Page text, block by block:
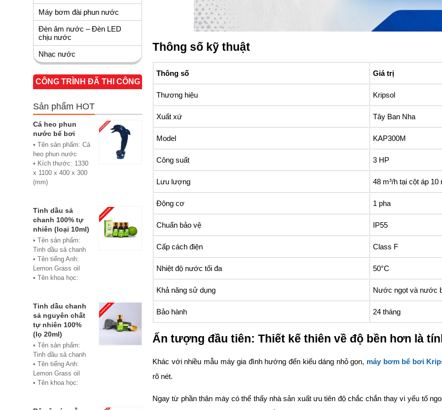
Thông số kỹ thuật
Thông số Giá trị
Thương hiệu Kripsol
Xuất xứ Tây Ban Nha
Model KAP300M
Công suất 3 HP
Lưu lượng 48 m³/h tại cột áp 10
Động cơ 1 pha
Chuẩn bảo vệ IP55
Cấp cách điện Class F
Nhiệt độ nước tối đa 50°C
Khả năng sử dụng Nước ngọt và nước
Bảo hành 24 tháng
Ấn tượng đầu tiên: Thiết kế thiên về độ bền hơn là
Khác với nhiều mẫu máy gia đình hướng đến kiểu dáng nhỏ gọn, máy bơm bể bơi
rõ nét.
Ngay từ phần thân máy có thể thấy nhà sản xuất ưu tiên độ chắc chắn thay vì yếu tố
Máy bơm đài phun nước
Đèn âm nước – Đèn LED
chịu nước
Nhạc nước
CÔNG TRÌNH ĐÃ THI CÔNG
Sản phẩm HOT
Cá heo phun
nước bể bơi
• Tên sản phẩm: Cá
heo phun nước
• Kích thước: 1330
x 1100 x 400 x 300
(mm)
Composite
• Phân phối:
Hoabico
Tinh dầu sả
chanh 100% tự
nhiên (loại 10ml)
• Tên sản phẩm:
Tinh dầu sả chanh
• Tên tiếng Anh:
Lemon Grass oil
• Tên khoa học:
• Chủng loại: Thiết
bị xông hơi
• Thành phần chiết
xuất: lá
• Phương pháp
chiết xuất: Chưng
cất hơi nước
• Hình thức: Chất
lỏng
Tinh dầu chanh
sả nguyên chất
tự nhiên 100%
(lọ 20ml)
• Tên sản phẩm:
Tinh dầu sả chanh
• Tên tiếng Anh:
Lemon Grass oil
• Tên khoa học: